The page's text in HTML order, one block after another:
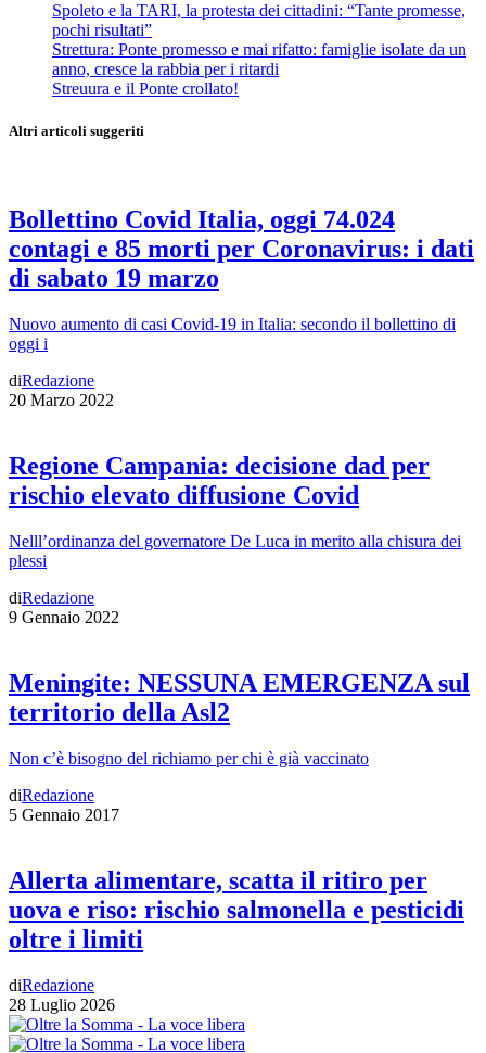
Spoleto e la TARI, la protesta dei cittadini: “Tante promesse,
pochi risultati”
Strettura: Ponte promesso e mai rifatto: famiglie isolate da un
anno, cresce la rabbia per i ritardi
Streuura e il Ponte crollato!
Altri articoli suggeriti
Bollettino Covid Italia, oggi 74.024
contagi e 85 morti per Coronavirus: i dati
di sabato 19 marzo
Nuovo aumento di casi Covid-19 in Italia: secondo il bollettino di
oggi i
diRedazione
20 Marzo 2022
Regione Campania: decisione dad per
rischio elevato diffusione Covid
Nelll’ordinanza del governatore De Luca in merito alla chisura dei
plessi
diRedazione
9 Gennaio 2022
Meningite: NESSUNA EMERGENZA sul
territorio della Asl2
Non c’è bisogno del richiamo per chi è già vaccinato
diRedazione
5 Gennaio 2017
Allerta alimentare, scatta il ritiro per
uova e riso: rischio salmonella e pesticidi
oltre i limiti
diRedazione
28 Luglio 2026